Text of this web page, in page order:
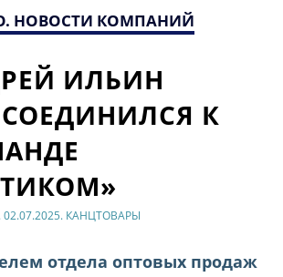
НОВОСТИ КОМПАНИЙ
ИЛЬИН
К
КАНЦТОВАРЫ
отдела оптовых продаж